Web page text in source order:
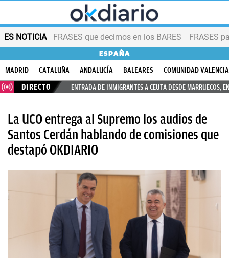
ES NOTICIA FRASES que decimos en los BARES FRASES
ESPAÑA
MADRID CATALUÑA ANDALUCÍA BALEARES
COMUNIDAD
DIRECTO
ENTRADA DE INMIGRANTES A CEUTA DESDE MARRUECOS,
La UCO entrega al Supremo los audios de
Santos Cerdán hablando de comisiones que
destapó OKDIARIO